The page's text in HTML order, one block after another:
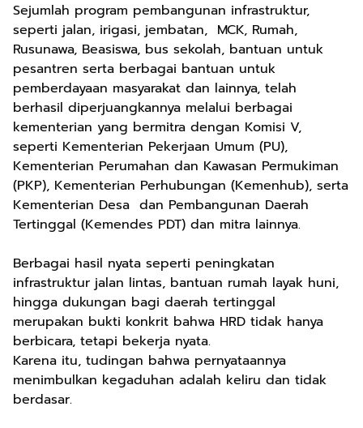
Sejumlah program pembangunan infrastruktur,
seperti jalan, irigasi, jembatan, MCK, Rumah,
Rusunawa, Beasiswa, bus sekolah, bantuan untuk
pesantren serta berbagai bantuan untuk
pemberdayaan masyarakat dan lainnya, telah
berhasil diperjuangkannya melalui berbagai
kementerian yang bermitra dengan Komisi V,
seperti Kementerian Pekerjaan Umum (PU),
Kementerian Perumahan dan Kawasan Permukiman
(PKP), Kementerian Perhubungan (Kemenhub), serta
Kementerian Desa dan Pembangunan Daerah
Tertinggal (Kemendes PDT) dan mitra lainnya.
Berbagai hasil nyata seperti peningkatan
infrastruktur jalan lintas, bantuan rumah layak huni,
hingga dukungan bagi daerah tertinggal
merupakan bukti konkrit bahwa HRD tidak hanya
berbicara, tetapi bekerja nyata.
Karena itu, tudingan bahwa pernyataannya
menimbulkan kegaduhan adalah keliru dan tidak
berdasar.